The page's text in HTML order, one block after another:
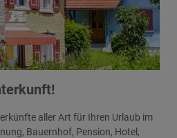
aller Art für Ihren Urlaub im
Bauernhof, Pension, Hotel,